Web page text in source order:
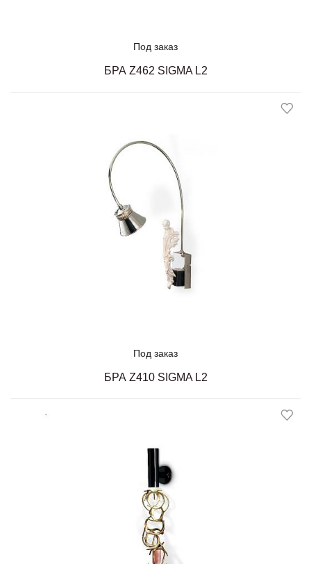
Под заказ
БРА Z462 SIGMA L2
Под заказ
БРА Z410 SIGMA L2